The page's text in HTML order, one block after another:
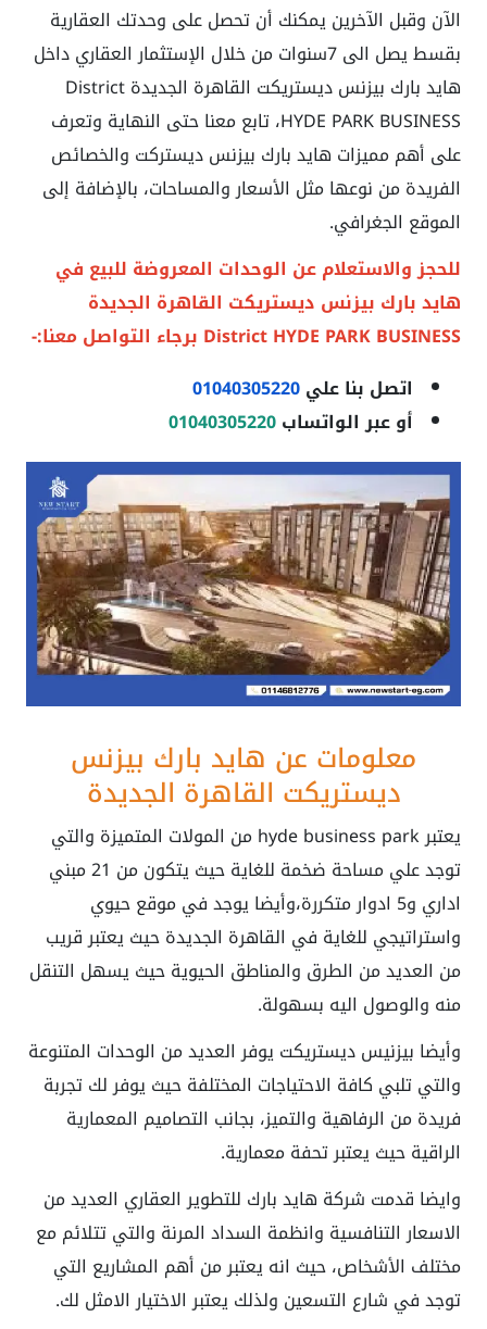
الآن وقبل الآخرين يمكنك أن تحصل على وحدتك العقارية
بقسط يصل الى 7سنوات من خلال الإستثمار العقاري داخل
هايد بارك بيزنس ديستريكت القاهرة الجديدة District
HYDE PARK BUSINESS، تابع معنا حتى النهاية وتعرف
على أهم مميزات هايد بارك بيزنس ديستركت والخصائص
الفريدة من نوعها مثل الأسعار والمساحات، بالإضافة إلى
الموقع الجغرافي.
للحجز والاستعلام عن الوحدات المعروضة للبيع في
هايد بارك بيزنس ديستريكت القاهرة الجديدة
District HYDE PARK BUSINESS برجاء التواصل معنا:-
اتصل بنا علي01040305220
أو عبر الواتساب01040305220
معلومات عن هايد بارك بيزنس
ديستريكت القاهرة الجديدة
يعتبر
hyde business park من المولات المتميزة والتي
توجد علي مساحة ضخمة للغاية حيث يتكون من 21 مبني
اداري و5 ادوار متكررة،وأيضا يوجد في موقع حيوي
واستراتيجي للغاية في القاهرة الجديدة حيث يعتبر قريب
من العديد من الطرق والمناطق الحيوية حيث يسهل التنقل
منه والوصول اليه بسهولة.
وأيضا بيزنيس ديستريكت يوفر العديد من الوحدات المتنوعة
والتي تلبي كافة الاحتياجات المختلفة حيث يوفر لك تجربة
فريدة من الرفاهية والتميز، بجانب التصاميم المعمارية
الراقية حيث يعتبر تحفة معمارية.
وايضا قدمت شركة هايد بارك للتطوير العقاري العديد من
الاسعار التنافسية وانظمة السداد المرنة والتي تتلائم مع
مختلف الأشخاص، حيث انه يعتبر من أهم المشاريع التي
توجد في شارع التسعين ولذلك يعتبر الاختيار الامثل لك.